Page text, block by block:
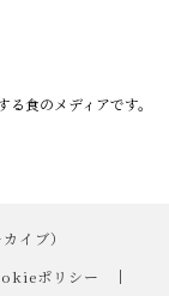
食のメディアです。
イブ）
ポリシー ｜